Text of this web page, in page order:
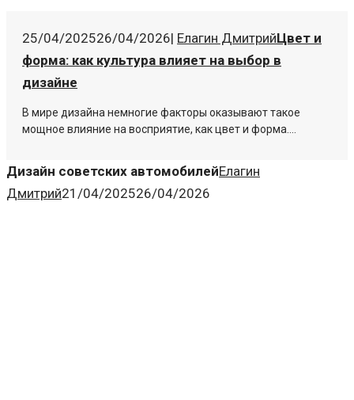
25/04/202526/04/2026| Елагин ДмитрийЦвет и
форма: как культура влияет на выбор в
дизайне
В мире дизайна немногие факторы оказывают такое
мощное влияние на восприятие, как цвет и форма....
Дизайн советских автомобилейЕлагин
Дмитрий21/04/202526/04/2026